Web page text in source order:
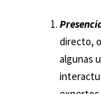
directo,
algunas